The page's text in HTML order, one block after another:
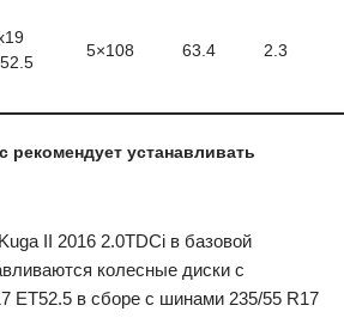
5×108 63.4 2.3
рекомендует устанавливать
II 2016 2.0TDCi в базовой
колесные диски с
ET52.5 в сборе с шинами 235/55 R17